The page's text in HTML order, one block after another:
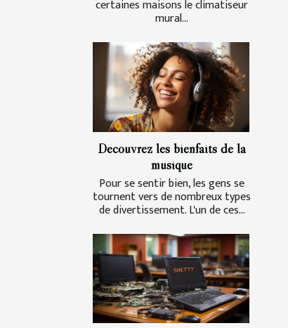
certaines maisons le climatiseur
mural...
Découvrez les bienfaits de la
musique
Pour se sentir bien, les gens se
tournent vers de nombreux types
de divertissement. L'un de ces...